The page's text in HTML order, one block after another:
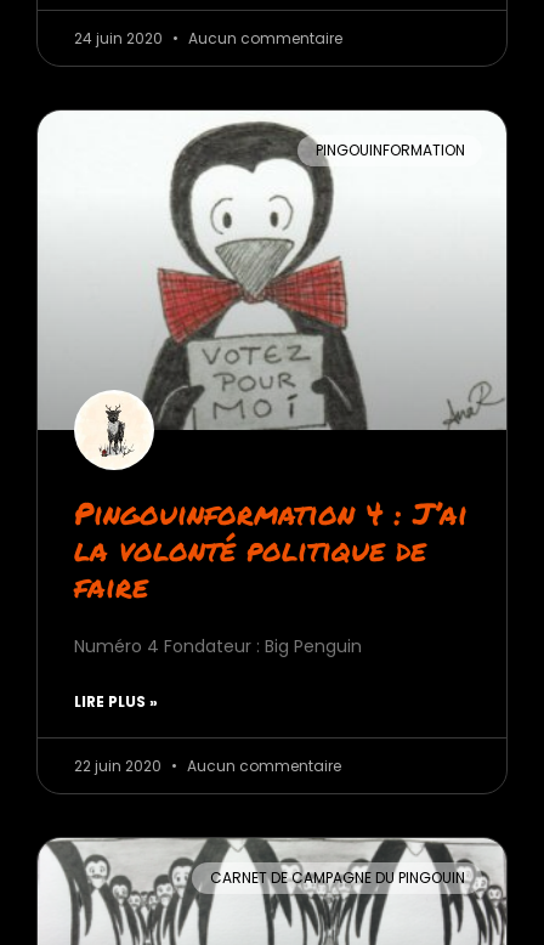
24 juin 2020 Aucun commentaire
PINGOUINFORMATION
Pingouinformation 4 : J’ai
la volonté politique de
faire
Numéro 4 Fondateur : Big Penguin
LIRE PLUS »
22 juin 2020 Aucun commentaire
CARNET DE CAMPAGNE DU PINGOUIN